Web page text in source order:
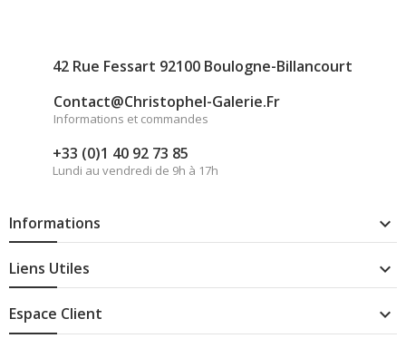
42 Rue Fessart 92100 Boulogne-Billancourt
Contact@christophel-Galerie.fr
Informations et commandes
+33 (0)1 40 92 73 85
Lundi au vendredi de 9h à 17h
Informations 
Liens Utiles 
Espace Client 